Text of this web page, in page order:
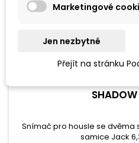
Snímač pro housle se dvěma
samice Jack
Marketingové
Jen nezbytné
Přejít na stránku